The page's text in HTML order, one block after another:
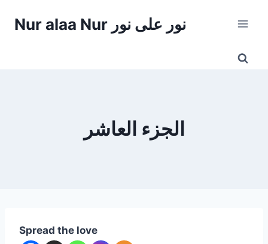
Nur alaa Nur نور على نور
الجزء العاشر
Spread the love